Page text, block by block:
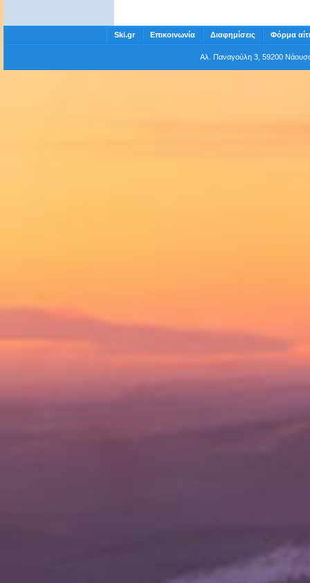
Ski.gr Επικοινωνία Διαφημίσεις Φόρμα
Αλ. Παναγούλη 3, 59200